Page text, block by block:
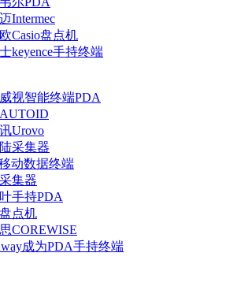
Intermec
Casio盘点机
keyence手持终端
视智能终端PDA
Urovo
采集器
动数据终端
集器
手持PDA
点机
COREWISE
成为PDA手持终端